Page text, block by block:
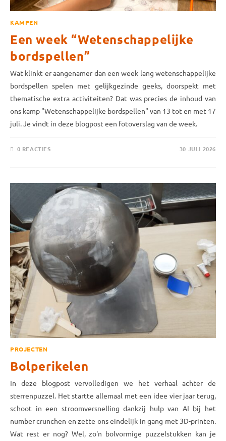
KAMPEN
Een week “Wetenschappelijke
bordspellen”
Wat klinkt er aangenamer dan een week lang weten­schappelijke
bord­spellen spelen met gelijk­gezinde geeks, doorspekt met
thematische extra activiteiten? Dat was precies de inhoud van
ons kamp "Weten­schappelijke bord­spellen" van 13 tot en met 17
juli. Je vindt in deze blog­post een foto­verslag van de week.
0 REACTIES 30 JULI 2026
PROJECTEN
Bolperikelen
In deze blogpost vervolledigen we het verhaal achter de
sterrenpuzzel. Het startte allemaal met een idee vier jaar terug,
schoot in een stroomversnelling dankzij hulp van AI bij het
number crunchen en zette ons eindelijk in gang met 3D-printen.
Wat rest er nog? Wel, zo'n bolvormige puzzelstukken kan je